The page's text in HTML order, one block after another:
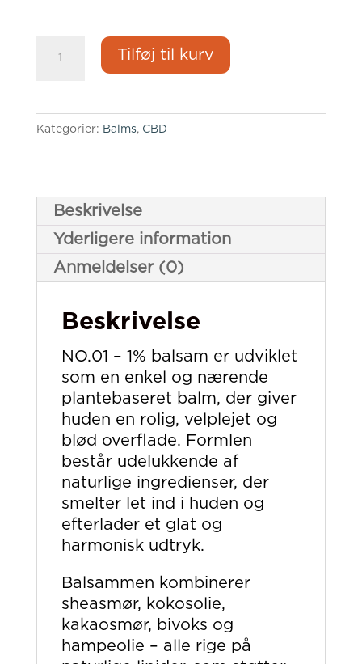
antal
Tilføj til kurv
Kategorier: Balms, CBD
Beskrivelse
Yderligere information
Anmeldelser (0)
Beskrivelse
NO.01 – 1% balsam er udviklet
som en enkel og nærende
plantebaseret balm, der giver
huden en rolig, velplejet og
blød overflade. Formlen
består udelukkende af
naturlige ingredienser, der
smelter let ind i huden og
efterlader et glat og
harmonisk udtryk.
Balsammen kombinerer
sheasmør, kokosolie,
kakaosmør, bivoks og
hampeolie – alle rige på